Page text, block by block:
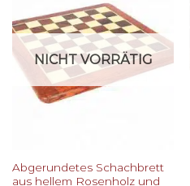
NICHT VORRÄTIG
Abgerundetes Schachbrett
aus hellem Rosenholz und